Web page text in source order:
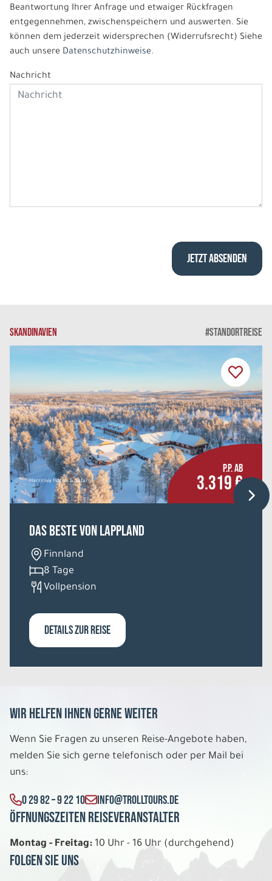
Beantwortung Ihrer Anfrage und etwaiger Rückfragen
entgegennehmen, zwischenspeichern und auswerten. Sie
können dem jederzeit widersprechen (Widerrufsrecht) Siehe
auch unsere Datenschutzhinweise.
Nachricht
SKANDINAVIEN #STANDORTREISE
Harriniva Hotels & Safaris
P.P. AB
3.319 €
Das Beste von Lappland
Finnland
8 Tage
Vollpension
DETAILS ZUR REISE
Wir helfen Ihnen gerne weiter
Wenn Sie Fragen zu unseren Reise-Angebote haben,
melden Sie sich gerne telefonisch oder per Mail bei
uns:
0 29 82 – 9 22 10 INFO@TROLLTOURS.DE
Öffnungszeiten Reiseveranstalter
Montag - Freitag: 10 Uhr - 16 Uhr (durchgehend)
Folgen Sie uns